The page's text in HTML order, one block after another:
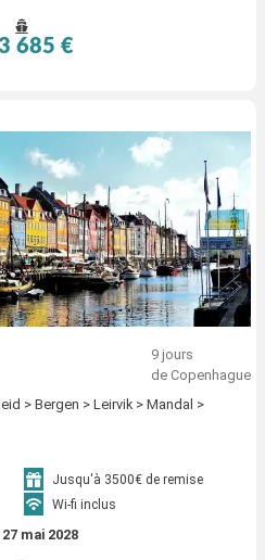
685 €
9 jours
de Copenhague
> Bergen > Leirvik > Mandal >
Jusqu'à 3500€ de remise
Wi-fi inclus
mai 2028